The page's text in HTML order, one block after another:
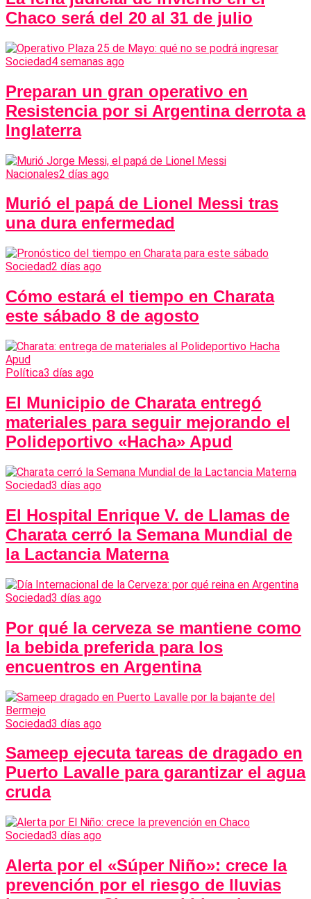
Chaco será del 20 al 31 de julio
Sociedad4 semanas ago
Preparan un gran operativo en
Resistencia por si Argentina derrota a
Inglaterra
Nacionales2 días ago
Murió el papá de Lionel Messi tras
una dura enfermedad
Sociedad2 días ago
Cómo estará el tiempo en Charata
este sábado 8 de agosto
Política3 días ago
El Municipio de Charata entregó
materiales para seguir mejorando el
Polideportivo «Hacha» Apud
Sociedad3 días ago
El Hospital Enrique V. de Llamas de
Charata cerró la Semana Mundial de
la Lactancia Materna
Sociedad3 días ago
Por qué la cerveza se mantiene como
la bebida preferida para los
encuentros en Argentina
Sociedad3 días ago
Sameep ejecuta tareas de dragado en
Puerto Lavalle para garantizar el agua
cruda
Sociedad3 días ago
Alerta por el «Súper Niño»: crece la
prevención por el riesgo de lluvias